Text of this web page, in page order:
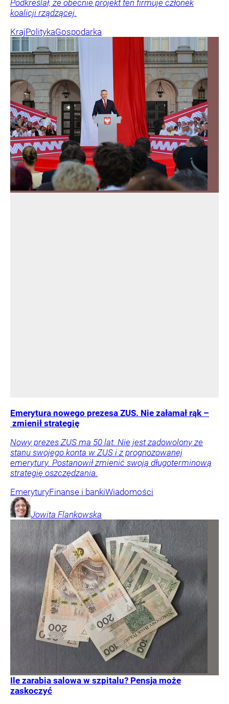
Podkreślał, że obecnie projekt ten firmuje członek
koalicji rządzącej.
KrajPolitykaGospodarka
Emerytura nowego prezesa ZUS. Nie załamał rąk –
zmienił strategię
Nowy prezes ZUS ma 50 lat. Nie jest zadowolony ze
stanu swojego konta w ZUS i z prognozowanej
emerytury. Postanowił zmienić swoją długoterminową
strategię oszczędzania.
EmeryturyFinanse i bankiWiadomości
Jowita Flankowska
Ile zarabia salowa w szpitalu? Pensja może
zaskoczyć